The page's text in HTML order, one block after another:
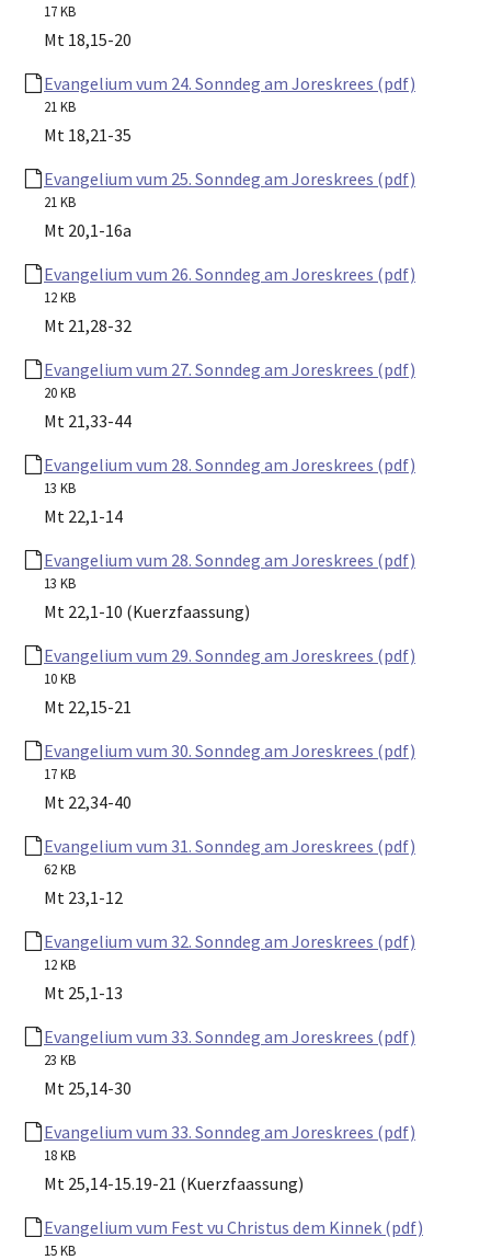
17 KB
Mt 18,15-20
Evangelium vum 24. Sonndeg am Joreskrees (pdf)
21 KB
Mt 18,21-35
Evangelium vum 25. Sonndeg am Joreskrees (pdf)
21 KB
Mt 20,1-16a
Evangelium vum 26. Sonndeg am Joreskrees (pdf)
12 KB
Mt 21,28-32
Evangelium vum 27. Sonndeg am Joreskrees (pdf)
20 KB
Mt 21,33-44
Evangelium vum 28. Sonndeg am Joreskrees (pdf)
13 KB
Mt 22,1-14
Evangelium vum 28. Sonndeg am Joreskrees (pdf)
13 KB
Mt 22,1-10 (Kuerzfaassung)
Evangelium vum 29. Sonndeg am Joreskrees (pdf)
10 KB
Mt 22,15-21
Evangelium vum 30. Sonndeg am Joreskrees (pdf)
17 KB
Mt 22,34-40
Evangelium vum 31. Sonndeg am Joreskrees (pdf)
62 KB
Mt 23,1-12
Evangelium vum 32. Sonndeg am Joreskrees (pdf)
12 KB
Mt 25,1-13
Evangelium vum 33. Sonndeg am Joreskrees (pdf)
23 KB
Mt 25,14-30
Evangelium vum 33. Sonndeg am Joreskrees (pdf)
18 KB
Mt 25,14-15.19-21 (Kuerzfaassung)
Evangelium vum Fest vu Christus dem Kinnek (pdf)
15 KB